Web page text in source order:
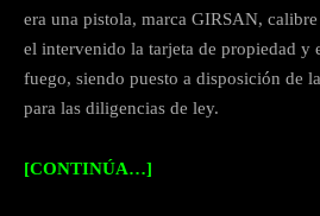
era una pistola, marca GIRSAN,
el intervenido la tarjeta de propiedad y
fuego, siendo puesto a disposición de
para las diligencias de ley.
[CONTINÚA…]